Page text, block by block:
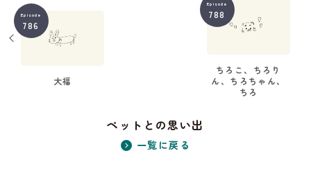
Episode
786
大福
ペットとの思い出
一覧に戻る
Episode
788
ちろこ、ちろり
ん、ちろちゃん、
ちろ